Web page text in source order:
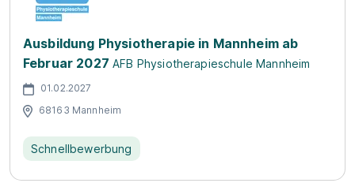
Ausbildung Physiotherapie in Mannheim ab
Februar 2027 AFB Physiotherapieschule Mannheim
01.02.2027
68163 Mannheim
Schnellbewerbung